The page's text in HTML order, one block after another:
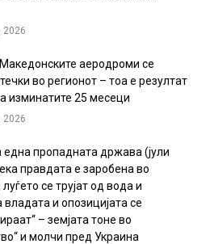
2026
аеродроми се
во регионот – тоа е резултат
изминатите 25 месеци
2026
една пропадната држава (јули
правдата е заробена во
се трујат од вода и
владата и опозицијата се
– земјата тоне во
и молчи пред Украина